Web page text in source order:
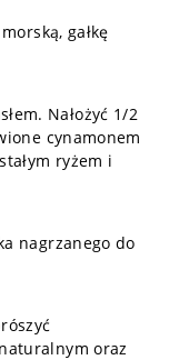
gałkę
Nałożyć 1/2
cynamonem
ryżem i
nagrzanego do
oraz